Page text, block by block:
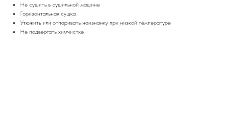
Не сушить в сушильной машине
Горизонтальная сушка
Утюжить или отпаривать наизнанку при низкой температуре
Не подвергать химчистке
Разделы сайта
Все товары